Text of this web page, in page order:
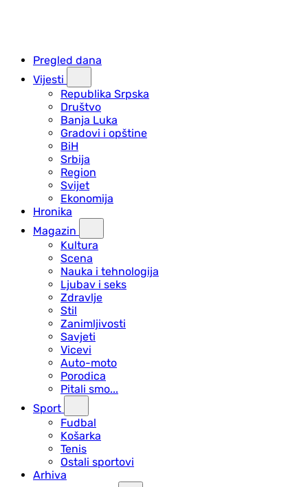
Pregled dana
Vijesti
Republika Srpska
Društvo
Banja Luka
Gradovi i opštine
BiH
Srbija
Region
Svijet
Ekonomija
Hronika
Magazin
Kultura
Scena
Nauka i tehnologija
Ljubav i seks
Zdravlje
Stil
Zanimljivosti
Savjeti
Vicevi
Auto-moto
Porodica
Pitali smo...
Sport
Fudbal
Košarka
Tenis
Ostali sportovi
Arhiva